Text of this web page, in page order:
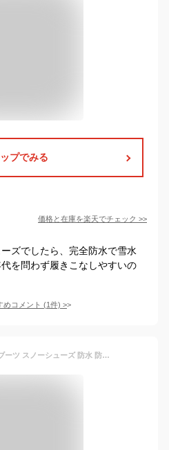
プでみる
価格と在庫を楽天でチェック >>
ズでしたら、完全防水で雪水
を問わず履きこなしやすいの
めコメント (1件) >
[スポルディング] スノーブーツ スノーシューズ 防水 防寒 幅広 メンズ 4E SFW 3660 ネ-ビ 25.0 cm